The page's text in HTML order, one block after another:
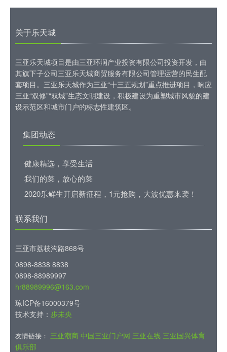
关于乐天城
三亚乐天城项目是由三亚环润产业投资有限公司投资开发，由
其旗下子公司三亚乐天城商贸服务有限公司管理运营的民生配
套项目。三亚乐天城作为三亚“十三五规划”重点推进项目，响应
三亚“双修”“双城”生态文明建设，积极建设为重塑城市风貌的建
设示范区和城市门户的标志性建筑区。
集团动态
健康精选，享受生活
我们的菜，放心的菜
2020乐鲜生开启新征程，1元抢购，大波优惠来袭！
联系我们
三亚市荔枝沟路868号
0898-8838 8838
0898-88989997
hr88989996@163.com
琼ICP备16000379号
技术支持： 步未央
友情链接： 三亚潮商 中国三亚门户网 三亚在线 三亚国兴体育
俱乐部